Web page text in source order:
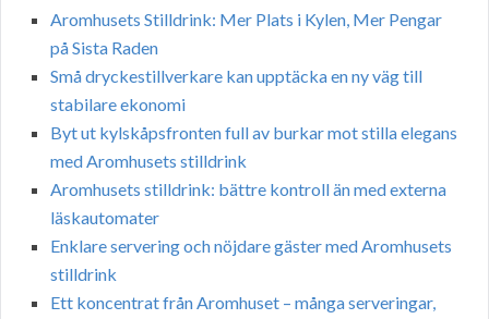
Aromhusets Stilldrink: Mer Plats i Kylen, Mer Pengar
på Sista Raden
Små dryckestillverkare kan upptäcka en ny väg till
stabilare ekonomi
Byt ut kylskåpsfronten full av burkar mot stilla elegans
med Aromhusets stilldrink
Aromhusets stilldrink: bättre kontroll än med externa
läskautomater
Enklare servering och nöjdare gäster med Aromhusets
stilldrink
Ett koncentrat från Aromhuset – många serveringar,